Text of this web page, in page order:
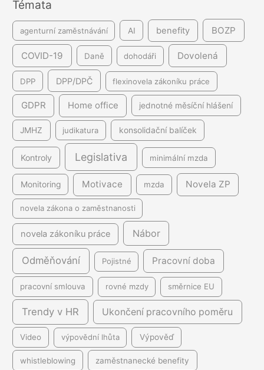
íTémata
agenturní zaměstnávání AI benefity BOZP
COVID-19 Daně dohodáři Dovolená
DPP DPP/DPČ flexinovela zákoníku práce
GDPR Home office jednotné měsíční hlášení
JMHZ judikatura konsolidační balíček
Kontroly Legislativa minimální mzda
Monitoring Motivace mzda Novela ZP
novela zákona o zaměstnanosti
novela zákoníku práce Nábor
Odměňování Pojistné Pracovní doba
pracovní smlouva rovné mzdy směrnice EU
Trendy v HR Ukončení pracovního poměru
Video výpovědní lhůta Výpověď
whistleblowing zaměstnanecké benefity